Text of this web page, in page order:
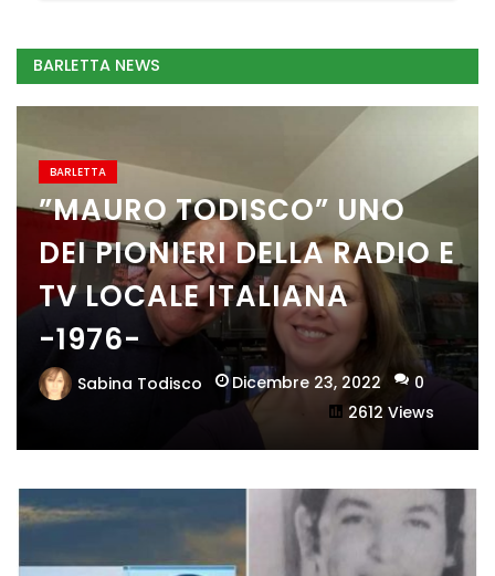
BARLETTA NEWS
BARLETTA
”MAURO TODISCO” UNO
DEI PIONIERI DELLA RADIO E
TV LOCALE ITALIANA
-1976-
Sabina Todisco
Dicembre 23, 2022
2612 Views
0